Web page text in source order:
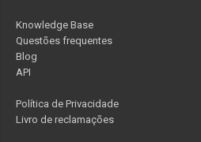
Knowledge Base
Questões frequentes
Blog
API
Política de Privacidade
Livro de reclamações